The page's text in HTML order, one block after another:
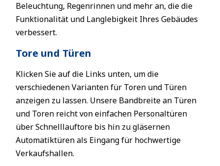
Beleuchtung, Regenrinnen und mehr an, die die
Funktionalität und Langlebigkeit Ihres Gebäudes
verbessert.
Tore und Türen
Klicken Sie auf die Links unten, um die
verschiedenen Varianten für Toren und Türen
anzeigen zu lassen. Unsere Bandbreite an Türen
und Toren reicht von einfachen Personaltüren
über Schnelllauftore bis hin zu gläsernen
Automatiktüren als Eingang für hochwertige
Verkaufshallen.